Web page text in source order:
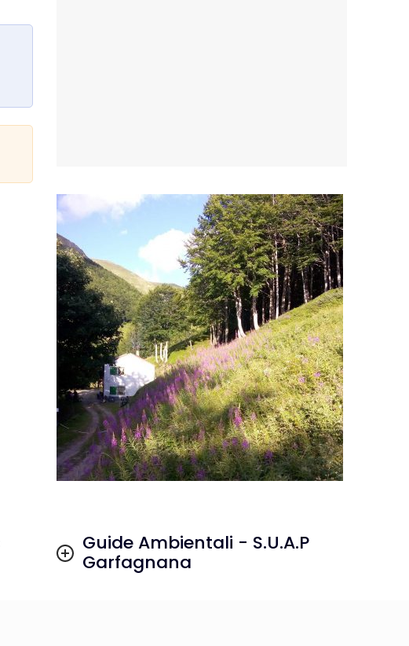
Guide Ambientali - S.U.A.P
Garfagnana